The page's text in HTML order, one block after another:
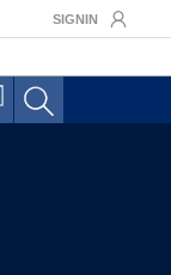
SIGNIN